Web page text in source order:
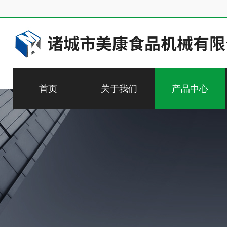
首页 关于我们 产品中心